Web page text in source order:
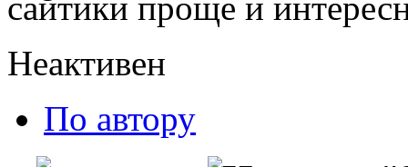
Неактивен
По автору